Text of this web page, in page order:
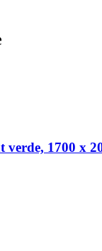
1700 x